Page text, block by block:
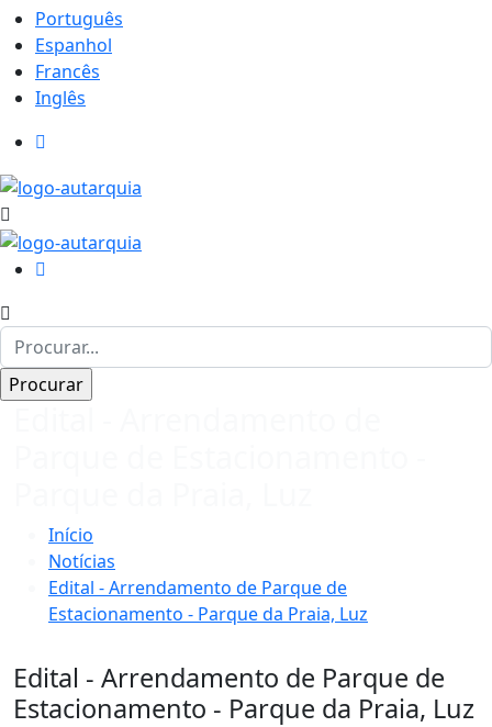
Português
Espanhol
Francês
Inglês
Início
Notícias
Edital - Arrendamento de Parque de
Estacionamento - Parque da Praia, Luz
Edital - Arrendamento de Parque de
Estacionamento - Parque da Praia, Luz